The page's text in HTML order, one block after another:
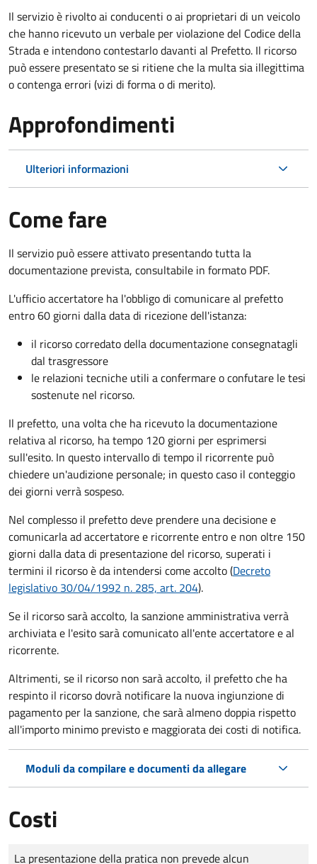
Il servizio è rivolto ai conducenti o ai proprietari di un veicolo
che hanno ricevuto un verbale per violazione del Codice della
Strada e intendono contestarlo davanti al Prefetto. Il ricorso
può essere presentato se si ritiene che la multa sia illegittima
o contenga errori (vizi di forma o di merito).
Approfondimenti
Ulteriori informazioni
Come fare
Il servizio può essere attivato presentando tutta la
documentazione prevista, consultabile in formato PDF.
L'ufficio accertatore ha l'obbligo di comunicare al prefetto
entro 60 giorni dalla data di ricezione dell'istanza:
il ricorso corredato della documentazione consegnatagli
dal trasgressore
le relazioni tecniche utili a confermare o confutare le tesi
sostenute nel ricorso.
Il prefetto, una volta che ha ricevuto la documentazione
relativa al ricorso, ha tempo 120 giorni per esprimersi
sull'esito. In questo intervallo di tempo il ricorrente può
chiedere un'audizione personale; in questo caso il conteggio
dei giorni verrà sospeso.
Nel complesso il prefetto deve prendere una decisione e
comunicarla ad accertatore e ricorrente entro e non oltre 150
giorni dalla data di presentazione del ricorso, superati i
termini il ricorso è da intendersi come accolto (Decreto
legislativo 30/04/1992 n. 285, art. 204).
Se il ricorso sarà accolto, la sanzione amministrativa verrà
archiviata e l'esito sarà comunicato all'ente accertatore e al
ricorrente.
Altrimenti, se il ricorso non sarà accolto, il prefetto che ha
respinto il ricorso dovrà notificare la nuova ingiunzione di
pagamento per la sanzione, che sarà almeno doppia rispetto
all'importo minimo previsto e maggiorata dei costi di notifica.
Moduli da compilare e documenti da allegare
Costi
Tipo di pagamento
Importo
La presentazione della pratica non prevede alcun